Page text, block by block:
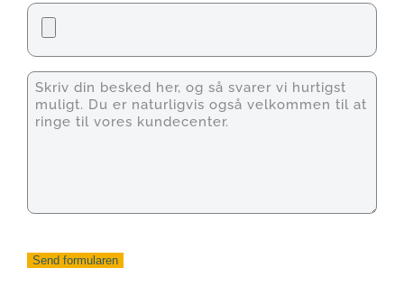
Fil
Unavngivet
Send formularen